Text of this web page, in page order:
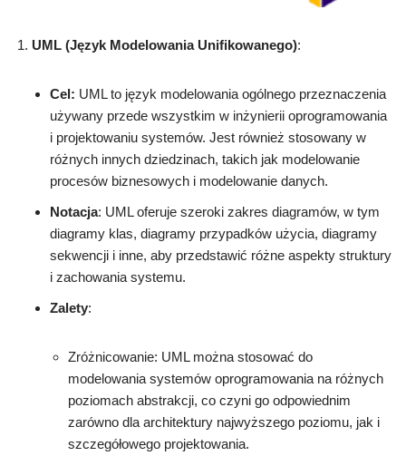
UML (Język Modelowania Unifikowanego):
Cel: UML to język modelowania ogólnego przeznaczenia
używany przede wszystkim w inżynierii oprogramowania
i projektowaniu systemów. Jest również stosowany w
różnych innych dziedzinach, takich jak modelowanie
procesów biznesowych i modelowanie danych.
Notacja: UML oferuje szeroki zakres diagramów, w tym
diagramy klas, diagramy przypadków użycia, diagramy
sekwencji i inne, aby przedstawić różne aspekty struktury
i zachowania systemu.
Zalety:
Zróżnicowanie: UML można stosować do
modelowania systemów oprogramowania na różnych
poziomach abstrakcji, co czyni go odpowiednim
zarówno dla architektury najwyższego poziomu, jak i
szczegółowego projektowania.